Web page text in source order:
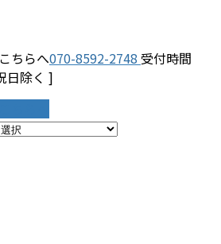
ちらへ070-8592-2748 受付時間
日除く ]